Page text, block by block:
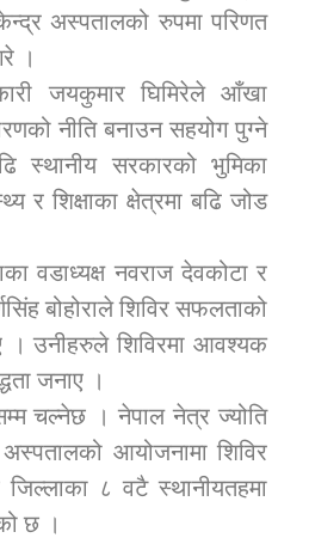
तथा लैङ्गिक हिंसा
सम्बन्धिकाे
सन्देश
गाउँपालिका जुम्लाको सूचना
गाउँपालिका जुम्लाको सूचना
अस्पतालको रुपमा परिणत
।
जयकुमार घिमिरेले आँखा
नीति बनाउन सहयोग पुग्ने
स्थानीय सरकारको भुमिका
र शिक्षाका क्षेत्रमा बढि जोड
वडाध्यक्ष नवराज देवकोटा र
बोहोराले शिविर सफलताको
। उनीहरुले शिविरमा आवश्यक
जनाए ।
चल्नेछ । नेपाल नेत्र ज्योति
आयोजनामा शिविर
८ वटै स्थानीयतहमा
छ ।